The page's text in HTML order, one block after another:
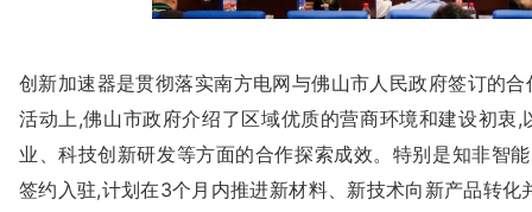
创新加速器是贯彻落实南方电网与佛山市人民政府签订的
活动上,佛山市政府介绍了区域优质的营商环境和建设初衷
业、科技创新研发等方面的合作探索成效。特别是知非智
签约入驻,计划在3个月内推进新材料、新技术向新产品转化